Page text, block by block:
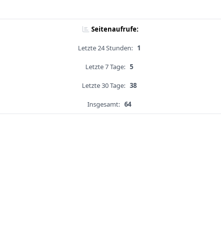
Seitenaufrufe:
Letzte 24 Stunden: 1
Letzte 7 Tage: 5
Letzte 30 Tage: 38
Insgesamt: 64